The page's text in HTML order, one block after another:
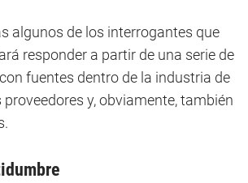
algunos de los interrogantes que
responder a partir de una serie de
fuentes dentro de la industria de
proveedores y, obviamente, también